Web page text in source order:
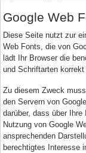
Google Web
Diese Seite nutzt zur
Web Fonts, die von
lädt Ihr Browser die
und Schriftarten
Zu diesem Zweck
den Servern von
darüber, dass über
Nutzung von Google
ansprechenden
berechtigtes Interesse